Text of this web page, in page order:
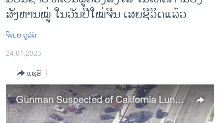
ຂ້າມ
ຫາ
ຊອກ
ຄົ້ນ
ອາເມຣິກາ
ການເລືອກຕັ້ງ ປະທານາທີບໍດີ ສະຫະລັດ 2024
ຂ່າວ​ຈີນ
ໂລກ
ເອເຊຍ
ອິດສະຫຼະພາບດ້ານການຂ່າວ
ຊີວິດຊາວລາວ
ສັງຫານໝູ່ ໃນວັນປີໃໝ່ຈີນ ເສຍຊີວິດແລ້ວ
ຈີເນຍ ດູລົດ
24,01,2023
ແຊຣ໌
Gunman Suspected of California Lunar New Year Shooting is Dead